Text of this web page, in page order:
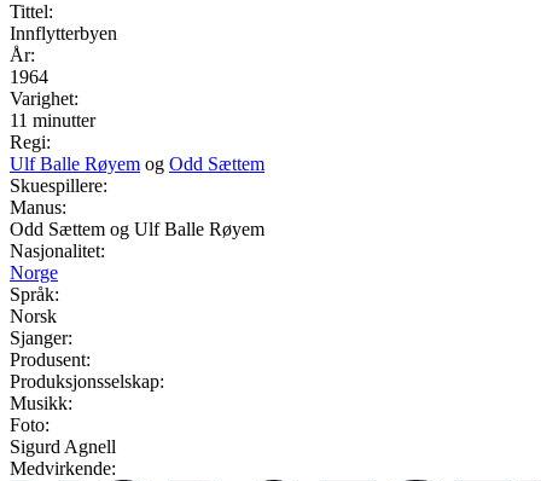
Tittel:
Innflytterbyen
År:
1964
Varighet:
11 minutter
Regi:
Ulf Balle Røyem og Odd Sættem
Skuespillere:
Manus:
Odd Sættem og Ulf Balle Røyem
Nasjonalitet:
Norge
Språk:
Norsk
Sjanger:
Produsent:
Produksjonsselskap:
Musikk:
Foto:
Sigurd Agnell
Medvirkende: